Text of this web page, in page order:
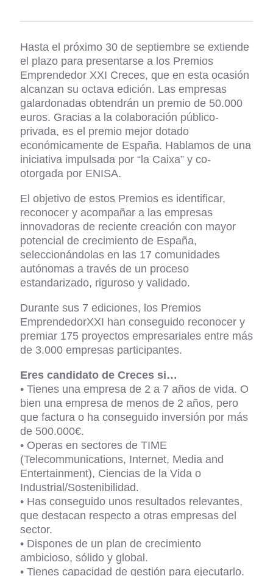
Hasta el próximo 30 de septiembre se extiende
el plazo para presentarse a los Premios
Emprendedor XXI Creces, que en esta ocasión
alcanzan su octava edición. Las empresas
galardonadas obtendrán un premio de 50.000
euros. Gracias a la colaboración público-
privada, es el premio mejor dotado
económicamente de España. Hablamos de una
iniciativa impulsada por “la Caixa” y co-
otorgada por ENISA.
El objetivo de estos Premios es identificar,
reconocer y acompañar a las empresas
innovadoras de reciente creación con mayor
potencial de crecimiento de España,
seleccionándolas en las 17 comunidades
autónomas a través de un proceso
estandarizado, riguroso y validado.
Durante sus 7 ediciones, los Premios
EmprendedorXXI han conseguido reconocer y
premiar 175 proyectos empresariales entre más
de 3.000 empresas participantes.
Eres candidato de Creces si…
• Tienes una empresa de 2 a 7 años de vida. O
bien una empresa de menos de 2 años, pero
que factura o ha conseguido inversión por más
de 500.000€.
• Operas en sectores de TIME
(Telecommunications, Internet, Media and
Entertainment), Ciencias de la Vida o
Industrial/Sostenibilidad.
• Has conseguido unos resultados relevantes,
que destacan respecto a otras empresas del
sector.
• Dispones de un plan de crecimiento
ambicioso, sólido y global.
• Tienes capacidad de gestión para ejecutarlo.